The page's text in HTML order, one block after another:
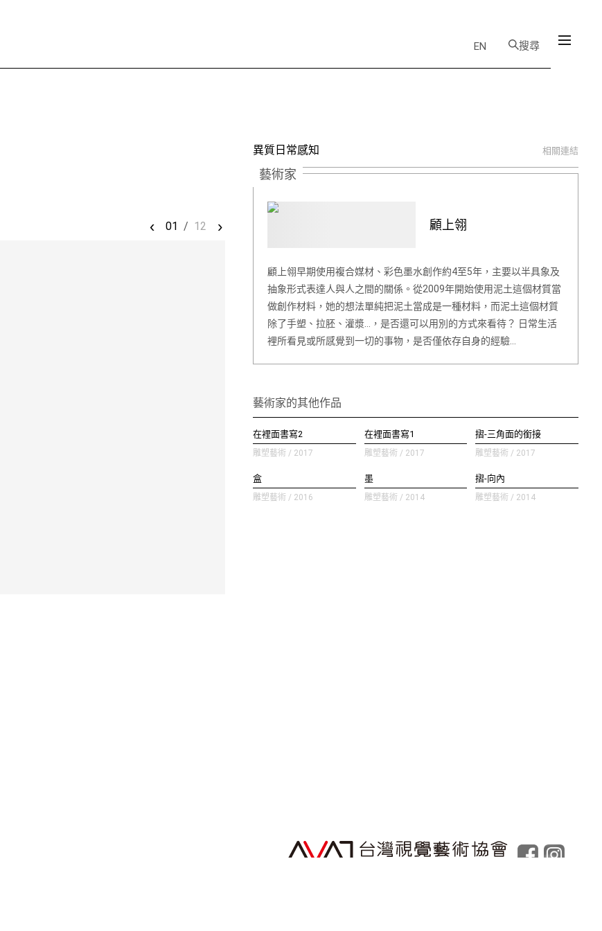
EN 搜尋
‹ 01 / 12 ›
異質日常感知 相關連結
藝術家
顧上翎
顧上翎早期使用複合媒材、彩色墨水創作約4至5年，主要以半具象及
抽象形式表達人與人之間的關係。從2009年開始使用泥土這個材質當
做創作材料，她的想法單純把泥土當成是一種材料，而泥土這個材質
除了手塑、拉胚、灌漿…，是否還可以用別的方式來看待？ 日常生活
裡所看見或所感覺到一切的事物，是否僅依存自身的經驗…
藝術家的其他作品
在裡面書寫2
雕塑藝術 / 2017
在裡面書寫1
雕塑藝術 / 2017
摺-三角面的銜接
雕塑藝術 / 2017
盒
雕塑藝術 / 2016
墨
雕塑藝術 / 2014
摺-向內
雕塑藝術 / 2014